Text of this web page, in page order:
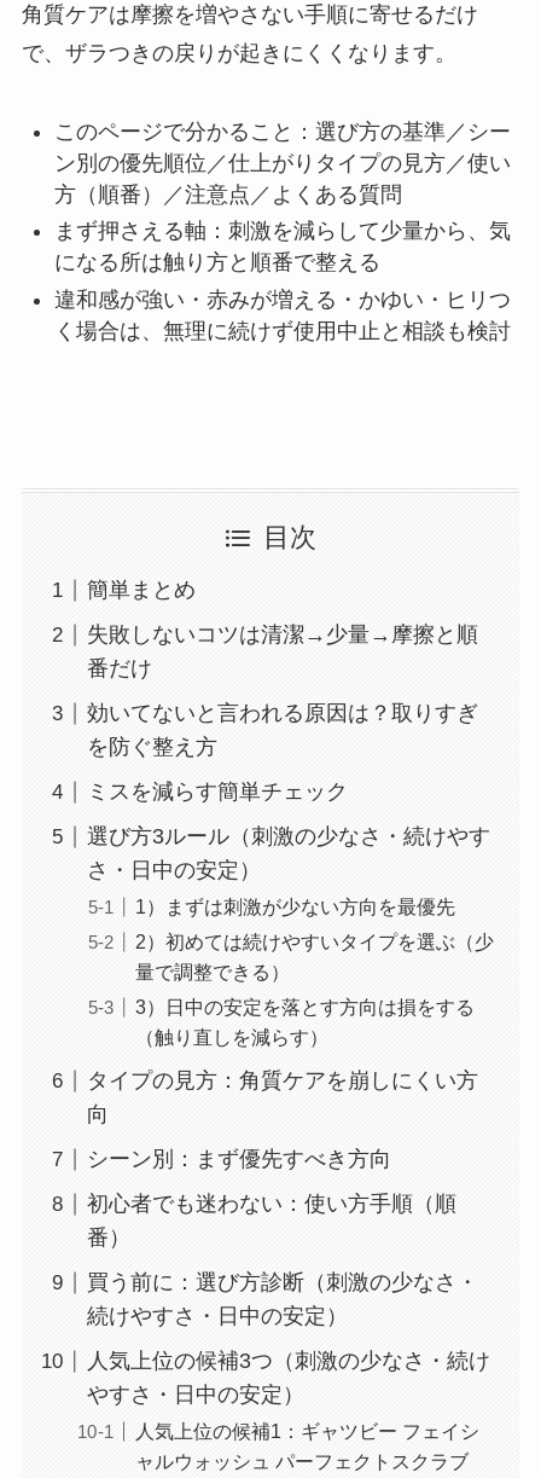
角質ケアは摩擦を増やさない手順に寄せるだけ
で、ザラつきの戻りが起きにくくなります。
このページで分かること：選び方の基準／シー
ン別の優先順位／仕上がりタイプの見方／使い
方（順番）／注意点／よくある質問
まず押さえる軸：刺激を減らして少量から、気
になる所は触り方と順番で整える
違和感が強い・赤みが増える・かゆい・ヒリつ
く場合は、無理に続けず使用中止と相談も検討
目次
簡単まとめ
失敗しないコツは清潔→少量→摩擦と順
番だけ
効いてないと言われる原因は？取りすぎ
を防ぐ整え方
ミスを減らす簡単チェック
選び方3ルール（刺激の少なさ・続けやす
さ・日中の安定）
1）まずは刺激が少ない方向を最優先
2）初めては続けやすいタイプを選ぶ（少
量で調整できる）
3）日中の安定を落とす方向は損をする
（触り直しを減らす）
タイプの見方：角質ケアを崩しにくい方
向
シーン別：まず優先すべき方向
初心者でも迷わない：使い方手順（順
番）
買う前に：選び方診断（刺激の少なさ・
続けやすさ・日中の安定）
人気上位の候補3つ（刺激の少なさ・続け
やすさ・日中の安定）
人気上位の候補1：ギャツビー フェイシ
ャルウォッシュ パーフェクトスクラブ